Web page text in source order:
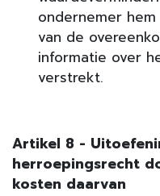
ondernemer
van de
informatie over
verstrekt.
Artikel 8 -
herroepingsrecht
kosten daarvan